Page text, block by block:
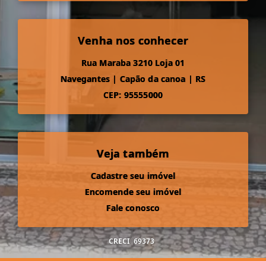
Venha nos conhecer
Rua Maraba 3210 Loja 01
Navegantes | Capão da canoa | RS
CEP: 95555000
Veja também
Cadastre seu imóvel
Encomende seu imóvel
Fale conosco
CRECI 69373